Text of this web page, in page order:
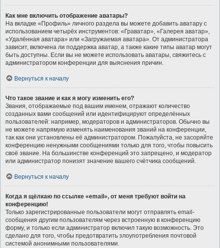
Как мне включить отображение аватары?
На вкладке «Профиль» личного раздела вы можете добавить аватару с
использованием четырёх инструментов: «Граватар», «Галерея аватар»,
«Удалённая аватара» или «Загружаемая аватара». От администратора
зависит, включена ли поддержка аватар, а также какие типы аватар могут
быть доступны. Если вы не можете использовать аватары, свяжитесь с
администратором конференции для выяснения причин.
Вернуться к началу
Что такое звание и как я могу изменить его?
Звания, отображаемые под вашим именем, отражают количество
созданных вами сообщений или идентифицируют определённых
пользователей: например, модераторов и администраторов. Обычно вы
не можете напрямую изменять наименования званий на конференции,
так как они установлены её администратором. Пожалуйста, не засоряйте
конференцию ненужными сообщениями только для того, чтобы повысить
своё звание. На большинстве конференций это запрещено, и модератор
или администратор понизят значение вашего счётчика сообщений.
Вернуться к началу
Когда я щёлкаю по ссылке «email», от меня требуют войти на
конференцию!
Только зарегистрированные пользователи могут отправлять email-
сообщения другим пользователям через встроенную в конференцию
форму, и только если администратор включил такую возможность. Это
сделано для того, чтобы предотвратить злоупотребления почтовой
системой анонимными пользователями.